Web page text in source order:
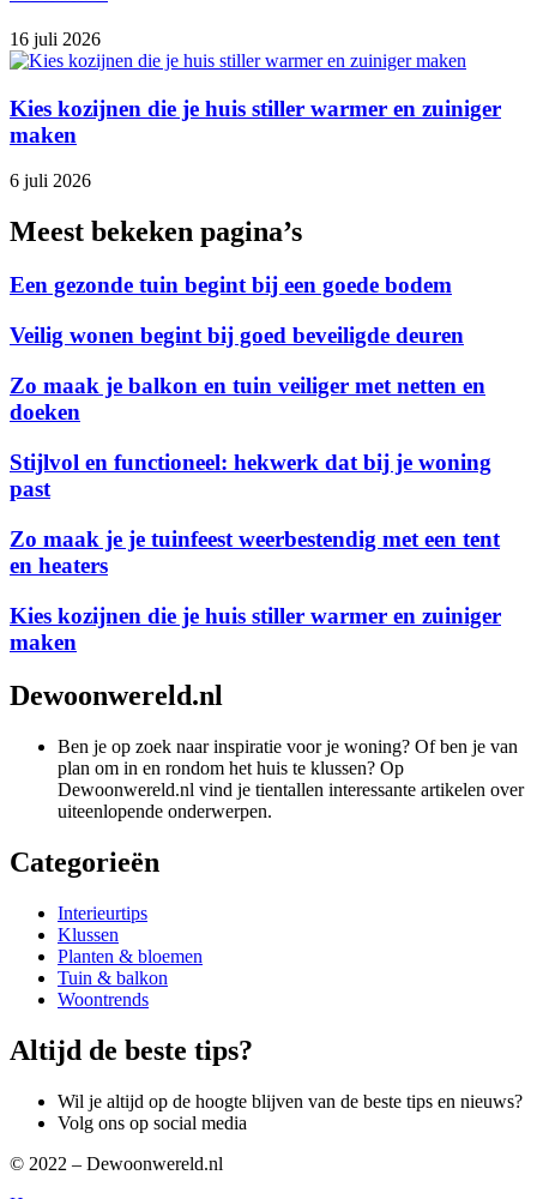
16 juli 2026
Kies kozijnen die je huis stiller warmer en zuiniger
maken
6 juli 2026
Meest bekeken pagina’s
Een gezonde tuin begint bij een goede bodem
Veilig wonen begint bij goed beveiligde deuren
Zo maak je balkon en tuin veiliger met netten en
doeken
Stijlvol en functioneel: hekwerk dat bij je woning
past
Zo maak je je tuinfeest weerbestendig met een tent
en heaters
Kies kozijnen die je huis stiller warmer en zuiniger
maken
Dewoonwereld.nl
Ben je op zoek naar inspiratie voor je woning? Of ben je van
plan om in en rondom het huis te klussen? Op
Dewoonwereld.nl vind je tientallen interessante artikelen over
uiteenlopende onderwerpen.
Categorieën
Interieurtips
Klussen
Planten & bloemen
Tuin & balkon
Woontrends
Altijd de beste tips?
Wil je altijd op de hoogte blijven van de beste tips en nieuws?
Volg ons op social media
© 2022 – Dewoonwereld.nl